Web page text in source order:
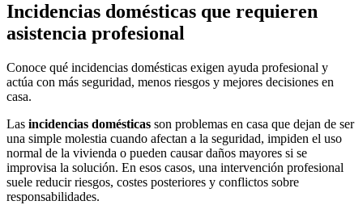
Incidencias domésticas que requieren
asistencia profesional
Conoce qué incidencias domésticas exigen ayuda profesional y
actúa con más seguridad, menos riesgos y mejores decisiones en
casa.
Las incidencias domésticas son problemas en casa que dejan de ser
una simple molestia cuando afectan a la seguridad, impiden el uso
normal de la vivienda o pueden causar daños mayores si se
improvisa la solución. En esos casos, una intervención profesional
suele reducir riesgos, costes posteriores y conflictos sobre
responsabilidades.